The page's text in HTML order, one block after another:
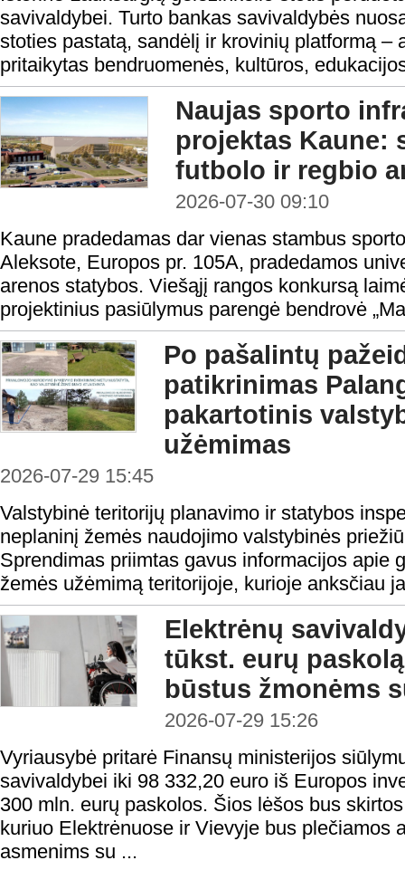
savivaldybei. Turto bankas savivaldybės
stoties pastatą, sandėlį ir krovinių platformą –
pritaikytas bendruomenės, kultūros,
Naujas sporto
projektas Kaune:
futbolo ir regbio
2026-07-30 09:10
Kaune pradedamas dar vienas stambus
Aleksote, Europos pr. 105A, pradedamos
arenos statybos. Viešąjį rangos konkursą
projektinius pasiūlymus parengė bendrovė
Po pašalintų
patikrinimas
pakartotinis
užėmimas
2026-07-29 15:45
Valstybinė teritorijų planavimo ir statybos
neplaninį žemės naudojimo valstybinės
Sprendimas priimtas gavus informacijos apie
žemės užėmimą teritorijoje, kurioje anksčiau
Elektrėnų
tūkst. eurų
būstus žmonėms
2026-07-29 15:26
Vyriausybė pritarė Finansų ministerijos
savivaldybei iki 98 332,20 euro iš Europos
300 mln. eurų paskolos. Šios lėšos bus
kuriuo Elektrėnuose ir Vievyje bus plečiamos
asmenims su ...